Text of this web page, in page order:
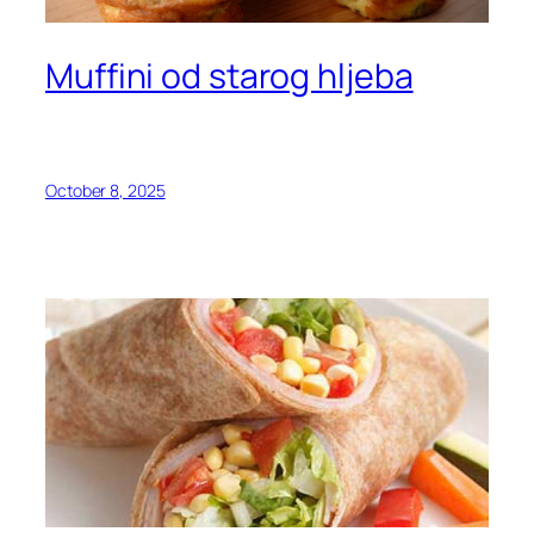
Muffini od starog hljeba
October 8, 2025